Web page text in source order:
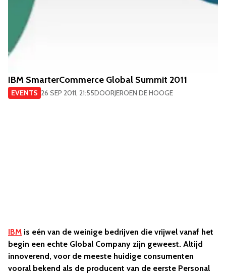
IBM SmarterCommerce Global Summit 2011
EVENTS 26 SEP 2011, 21:55DOORJEROEN DE HOOGE
IBM is eén van de weinige bedrijven die vrijwel vanaf het
begin een echte Global Company zijn geweest. Altijd
innoverend, voor de meeste huidige consumenten
vooral bekend als de producent van de eerste Personal